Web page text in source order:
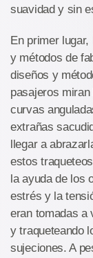
suavidad y sin
En primer
y métodos de
diseños y
pasajeros
curvas
extrañas
llegar a
estos
la ayuda de los
estrés y la
eran tomadas a
y traqueteando
sujeciones. A